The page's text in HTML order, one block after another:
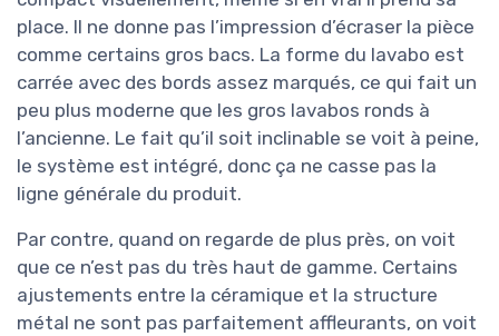
place. Il ne donne pas l’impression d’écraser la pièce
comme certains gros bacs. La forme du lavabo est
carrée avec des bords assez marqués, ce qui fait un
peu plus moderne que les gros lavabos ronds à
l’ancienne. Le fait qu’il soit inclinable se voit à peine,
le système est intégré, donc ça ne casse pas la
ligne générale du produit.
Par contre, quand on regarde de plus près, on voit
que ce n’est pas du très haut de gamme. Certains
ajustements entre la céramique et la structure
métal ne sont pas parfaitement affleurants, on voit